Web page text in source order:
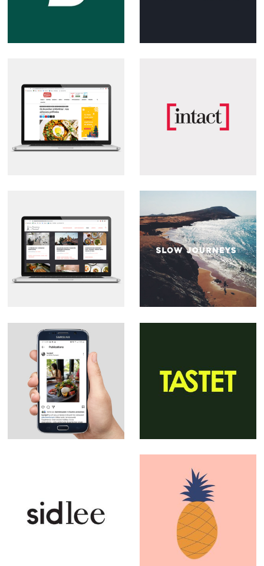
Maudits Français Intact Assurance
Une Parisienne à
Montréal
Slow Journeys
@laurejuil TASTET
Sid Lee
J'aime les fruits
et légumes